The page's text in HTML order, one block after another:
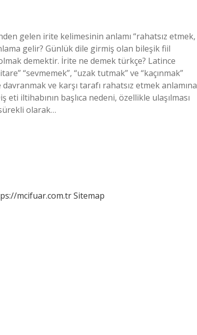
gelen irite kelimesinin anlamı “rahatsız etmek,
gelir? Günlük dile girmiş olan bileşik fiil
demektir. İrite ne demek türkçe? Latince
“sevmemek”, “uzak tutmak” ve “kaçınmak”
ve karşı tarafı rahatsız etmek anlamına
iltihabının başlıca nedeni, özellikle ulaşılması
olarak…
mcifuar.com.trSitemap